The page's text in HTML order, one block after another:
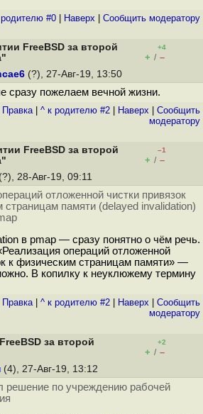
#0 Наверх Cообщить модератору
FreeBSD за второй
+4
+ / –
(?), 27-Авг-19, 13:50
сразу пожелаем вечной жизни.
Правка| ^ к родителю #2 Наверх
Cообщить
модератору
FreeBSD за второй
–1
+ / –
(?), 28-Авг-19, 09:11
отложенной чистки привязок
страницам памяти (delayed invalidation)
в pmap — сразу понятно о чём речь.
операций отложенной
к физическим страницам памяти» —
В копилку к неуклюжему термину
Правка| ^ к родителю #2 Наверх
Cообщить
модератору
за второй
+2
+ / –
(4), 27-Авг-19, 13:12
решение по учреждению рабочей